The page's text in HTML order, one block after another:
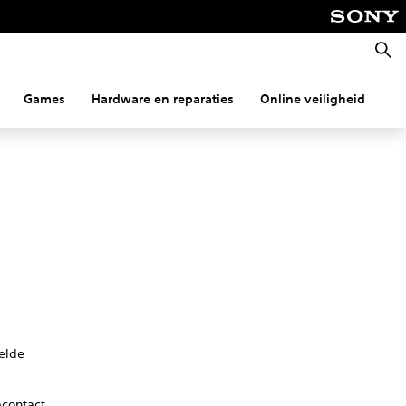
Games Hardware en reparaties Online veiligheid